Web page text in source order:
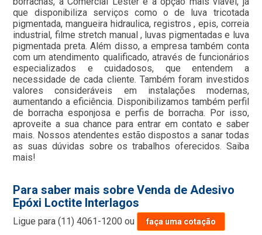
que disponibiliza serviços como o de luva tricotada
pigmentada, mangueira hidraulica, registros , epis, correia
industrial, filme stretch manual , luvas pigmentadas e luva
pigmentada preta. Além disso, a empresa também conta
com um atendimento qualificado, através de funcionários
especializados e cuidadosos, que entendem a
necessidade de cada cliente. Também foram investidos
valores consideráveis em instalações modernas,
aumentando a eficiência. Disponibilizamos também perfil
de borracha esponjosa e perfis de borracha. Por isso,
aproveite a sua chance para entrar em contato e saber
mais. Nossos atendentes estão dispostos a sanar todas
as suas dúvidas sobre os trabalhos oferecidos. Saiba
mais!
Para saber mais sobre Venda de Adesivo
Epóxi Loctite Interlagos
Ligue para(11) 4061-1200 ou faça uma cotação